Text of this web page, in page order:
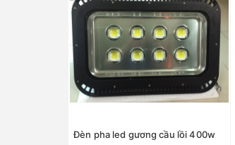
Đèn pha led gương cầu lồi 400w